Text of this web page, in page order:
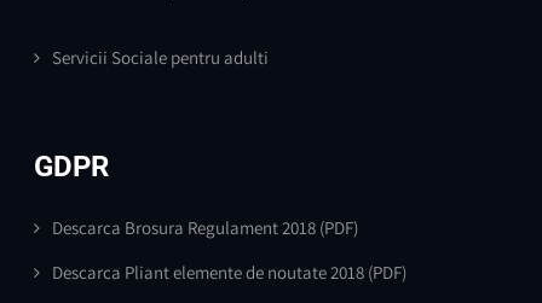
Servicii Sociale pentru adulti
GDPR
Descarca Brosura Regulament 2018 (PDF)
Descarca Pliant elemente de noutate 2018 (PDF)